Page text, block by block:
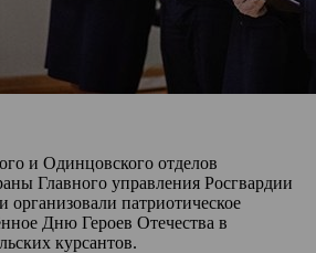
и Одинцовского отделов
Главного управления Росгвардии
организовали патриотическое
Дню Героев Отечества в
курсантов.